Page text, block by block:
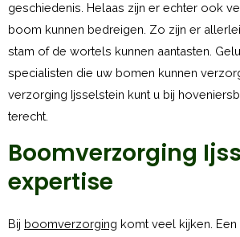
geschiedenis. Helaas zijn er echter ook
boom kunnen bedreigen. Zo zijn er
stam of de wortels kunnen aantasten.
specialisten die uw bomen kunnen
verzorging Ijsselstein kunt u bij
terecht.
Boomverzorging
expertise
Bij boomverzorging komt veel kijken.